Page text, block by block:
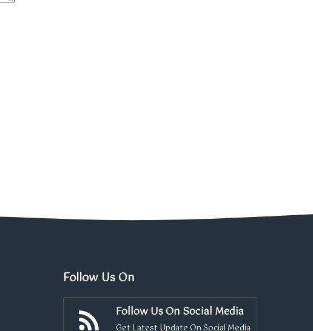
Follow Us On
Follow Us On Social Media
Get Latest Update On Social Media